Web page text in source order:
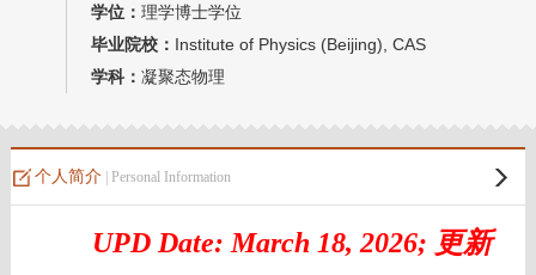
学位： 理学博士学位
毕业院校： Institute of Physics (Beijing), CAS
学科： 凝聚态物理
个人简介| Personal Information
UPD Date: March 18, 2026; 更新